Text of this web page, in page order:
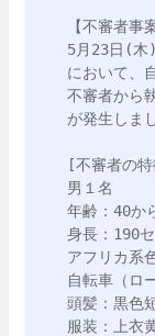
【不審者事
5月23日(木
において、
不審者から
が発生しま
[不審者の
男１名
年齢：40か
身長：190
アフリカ系
自転車（ロ
頭髪：黒色
服装：上衣